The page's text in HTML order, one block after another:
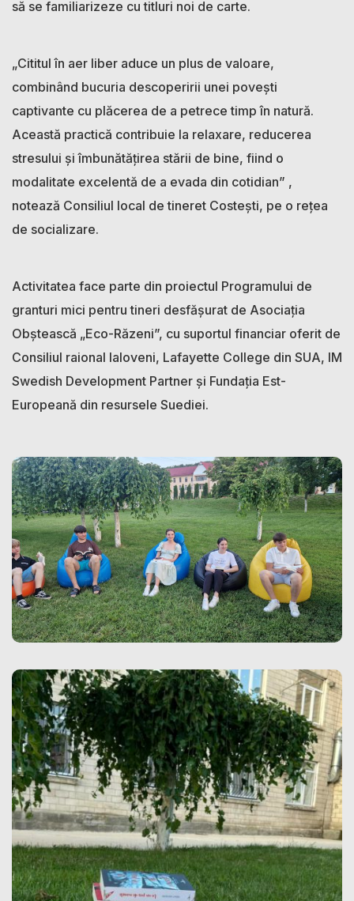
să se familiarizeze cu titluri noi de carte.
„Cititul în aer liber aduce un plus de valoare,
combinând bucuria descoperirii unei povești
captivante cu plăcerea de a petrece timp în natură.
Această practică contribuie la relaxare, reducerea
stresului și îmbunătățirea stării de bine, fiind o
modalitate excelentă de a evada din cotidian” ,
notează Consiliul local de tineret Costești, pe o rețea
de socializare.
Activitatea face parte din proiectul Programului de
granturi mici pentru tineri desfăşurat de Asociaţia
Obştească „Eco-Răzeni”, cu suportul financiar oferit de
Consiliul raional laloveni, Lafayette College din SUA, IM
Swedish Development Partner și Fundaţia Est-
Europeană din resursele Suediei.